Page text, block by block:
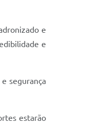
e
e
segurança
estarão